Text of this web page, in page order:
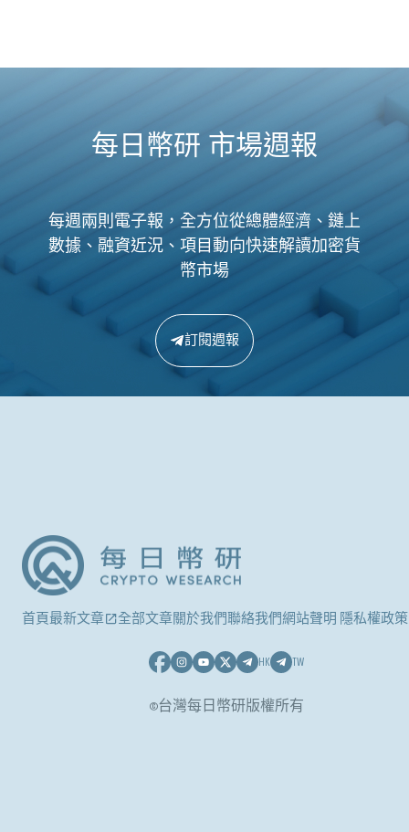
每日幣研 市場週報
每週兩則電子報，全方位從總體經濟、鏈上
數據、融資近況、項目動向快速解讀加密貨
幣市場
訂閱週報
首頁最新文章 全部文章關於我們聯絡我們網站聲明 隱私權政策
HK TW
©台灣每日幣研版權所有